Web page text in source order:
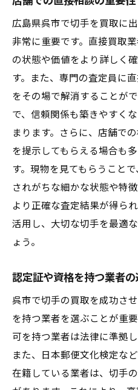
長期的な戦略を立
広島県呉市で切手を買取に
非常に重要です。直接買取
の状態や価値をより詳しく
す。また、専門の査定員に
をその場で解消することが
で、信頼関係も築きやすく
まります。さらに、店舗で
を提示してもらえる場合も
す。現物を見てもらうこと
されがちな細かな状態や特
より正確な査定結果が得ら
活用し、大切な切手を最適
ょう。
認定証や資格を持つ業者
呉市で切手の買取を成功さ
を持つ業者を選ぶことが重
可を持つ業者は法律に準拠
また、日本郵便文化検定な
在籍している業者は、切手